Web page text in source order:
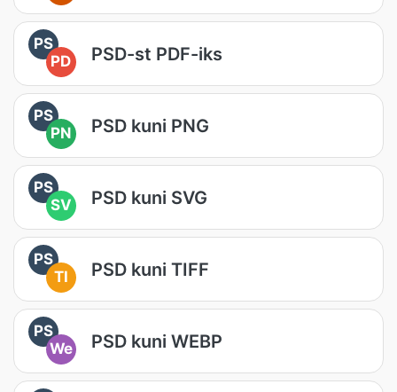
PS
PD
PSD-st PDF-iks
PS
PN
PSD kuni PNG
PS
SV
PSD kuni SVG
PS
TI
PSD kuni TIFF
PS
We
PSD kuni WEBP